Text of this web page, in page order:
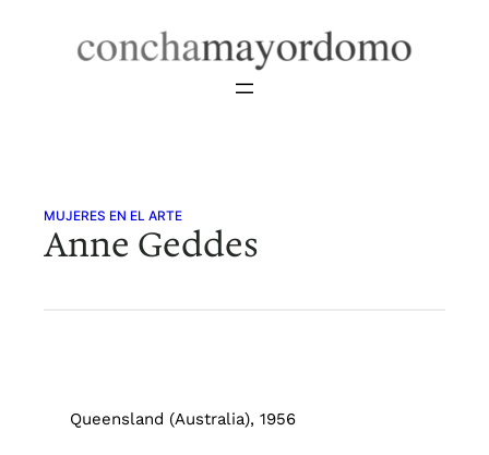
MUJERES EN EL ARTE
Anne Geddes
Queensland (Australia), 1956